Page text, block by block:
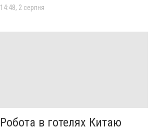
14:48, 2 серпня
Робота в готелях Китаю